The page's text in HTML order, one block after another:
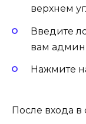
верхнем
Введите
вам
Нажмите
После входа в